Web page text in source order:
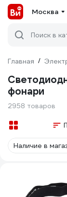
Москва
Поиск в
Главная /
фонари
2958 товаров
Наличие в